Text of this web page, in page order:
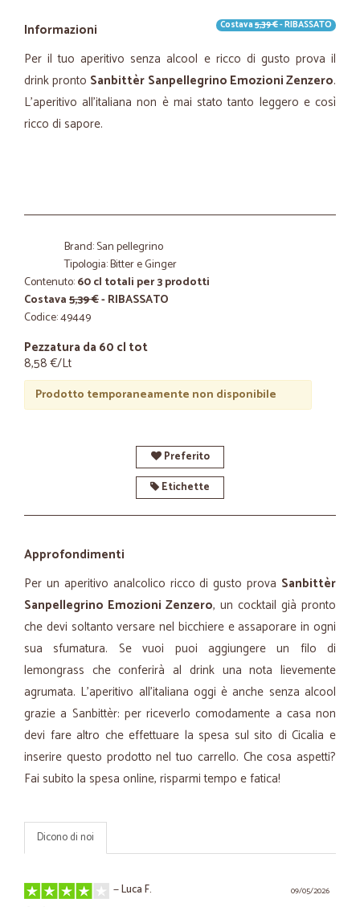
Informazioni Costava5,39 €- RIBASSATO
Per il tuo aperitivo senza alcool e ricco di gusto prova il
drink pronto Sanbittèr Sanpellegrino Emozioni Zenzero.
L'aperitivo all'italiana non è mai stato tanto leggero e così
ricco di sapore.
Brand: San pellegrino
Tipologia: Bitter e Ginger
Contenuto:60 cl totali per 3 prodotti
Costava5,39 €- RIBASSATO
Codice: 49449
Pezzatura da 60 cl tot
8,58 €/Lt
Prodotto temporaneamente non disponibile
Preferito
Etichette
Approfondimenti
Per un aperitivo analcolico ricco di gusto prova Sanbittèr
Sanpellegrino Emozioni Zenzero, un cocktail già pronto
che devi soltanto versare nel bicchiere e assaporare in ogni
sua sfumatura. Se vuoi puoi aggiungere un filo di
lemongrass che conferirà al drink una nota lievemente
agrumata. L'aperitivo all'italiana oggi è anche senza alcool
grazie a Sanbittèr: per riceverlo comodamente a casa non
devi fare altro che effettuare la spesa sul sito di Cicalia e
inserire questo prodotto nel tuo carrello. Che cosa aspetti?
Fai subito la spesa online, risparmi tempo e fatica!
Dicono di noi
09/05/2026
—Luca F.